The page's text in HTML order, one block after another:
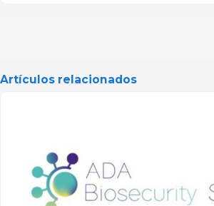
Artículos relacionados